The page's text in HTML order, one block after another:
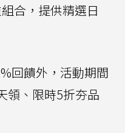
合，提供精選日
回饋外，活動期間
領、限時5折夯品